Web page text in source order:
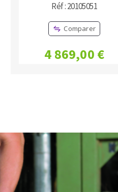
Réf : 20105051
Comparer
4 869,00 €